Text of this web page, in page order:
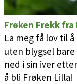
Frøken Frekk fra
La meg få lov til
uten blygsel
ned i sin iver
å bli Frøken Lilla!